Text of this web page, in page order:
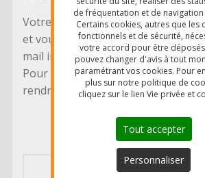
Votre message sera lu par l'un de
et vous serez recontacté
mail indiquée.
Pour une demande de
rendre directement sur notre page
PRÉNOM
de fréquentation et de navigation
Certains cookies, autres que les
fonctionnels et de sécurité,
votre accord pour être
pouvez changer d'avis à tout
paramétrant vos cookies. Pour
plus sur notre politique de
cliquez sur le lien Vie privée et
Tout accepter
Personnaliser